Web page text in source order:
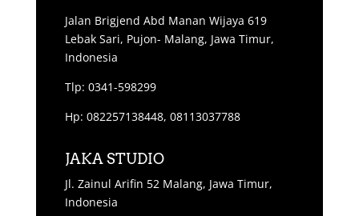
Jalan Brigjend Abd Manan Wijaya 619
Lebak Sari, Pujon- Malang, Jawa Timur,
Indonesia
Tlp: 0341-598299
Hp: 082257138448, 08113037788
JAKA STUDIO
Jl. Zainul Arifin 52 Malang, Jawa Timur,
Indonesia